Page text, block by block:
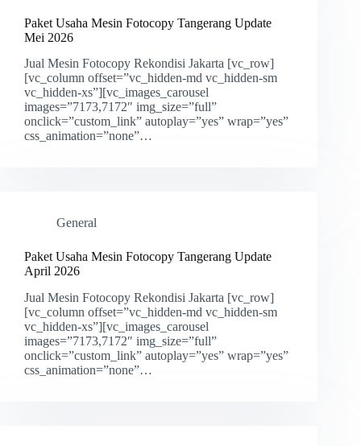
Paket Usaha Mesin Fotocopy Tangerang Update
Mei 2026
Jual Mesin Fotocopy Rekondisi Jakarta [vc_row]
[vc_column offset=”vc_hidden-md vc_hidden-sm
vc_hidden-xs”][vc_images_carousel
images=”7173,7172″ img_size=”full”
onclick=”custom_link” autoplay=”yes” wrap=”yes”
css_animation=”none”…
General
Paket Usaha Mesin Fotocopy Tangerang Update
April 2026
Jual Mesin Fotocopy Rekondisi Jakarta [vc_row]
[vc_column offset=”vc_hidden-md vc_hidden-sm
vc_hidden-xs”][vc_images_carousel
images=”7173,7172″ img_size=”full”
onclick=”custom_link” autoplay=”yes” wrap=”yes”
css_animation=”none”…